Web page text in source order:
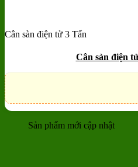
Add to wishlist
Cân sàn điện tử 3 Tấn
Cân sàn điện
Sản phẩm mới cập nhật